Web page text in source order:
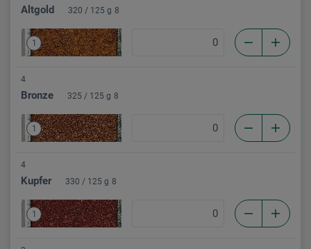
Altgold 320 / 125 g 8
1
4
Bronze 325 / 125 g 8
1
4
Kupfer 330 / 125 g 8
1